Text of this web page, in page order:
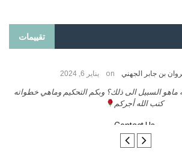
تقييمات
بن جابر الجهني on يناير 6, 2024
السبيل الى ذلك؟ وبكم التحكيم وماهي خطواته
كتب الله أجركم
Contact Us